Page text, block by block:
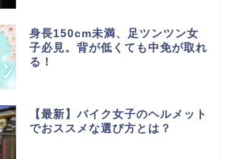
身長150cm未満、足ツンツン女
子必見。背が低くても中免が取れ
る！
【最新】バイク女子のヘルメット
でおススメな選び方とは？